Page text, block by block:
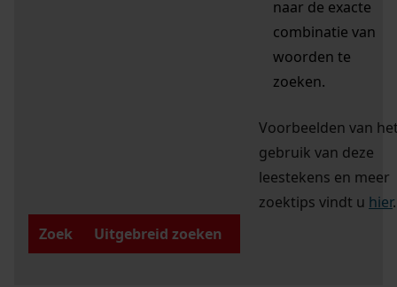
naar de exacte
combinatie van
woorden te
zoeken.
Voorbeelden van
gebruik van deze
leestekens en meer
zoektips vindt u hier.
Zoek
Uitgebreid zoeken